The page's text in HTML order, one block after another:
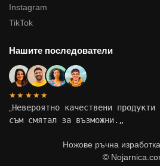
Instagram
TikTok
Нашите последователи
★★★★★
Невероятно качествени
съм смятал за възможни. „
Ножове ръчна
©